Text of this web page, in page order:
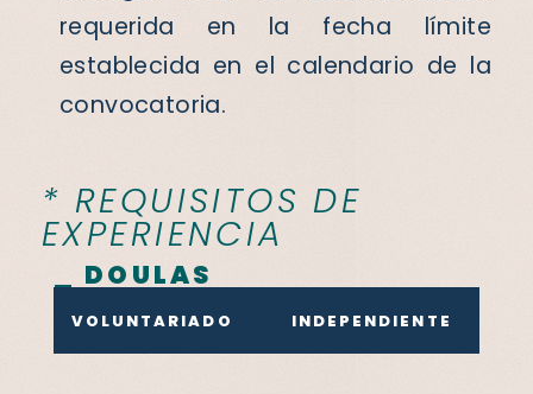
requerida en la fecha límite
establecida en el calendario de la
convocatoria.
* REQUISITOS DE
EXPERIENCIA
_ DOULAS
VOLUNTARIADO INDEPENDIENTE